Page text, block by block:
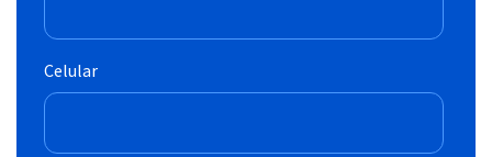
Celular